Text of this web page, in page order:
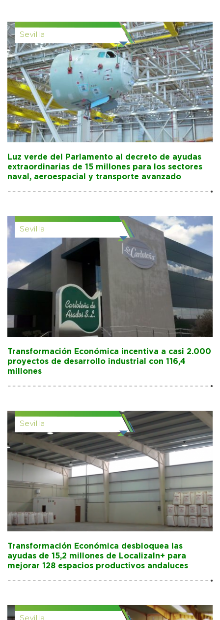
Sevilla
Luz verde del Parlamento al decreto de ayudas
extraordinarias de 15 millones para los sectores
naval, aeroespacial y transporte avanzado
Sevilla
Transformación Económica incentiva a casi 2.000
proyectos de desarrollo industrial con 116,4
millones
Sevilla
Transformación Económica desbloquea las
ayudas de 15,2 millones de LocalizaIn+ para
mejorar 128 espacios productivos andaluces
Sevilla